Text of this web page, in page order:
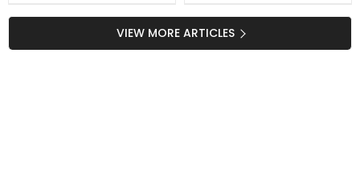
شاہ میدان میں آگئیں
چہرے پر کس طرح لگائیں
کہ بوڑھی بھی جوان نظر
VIEW MORE ARTICLES